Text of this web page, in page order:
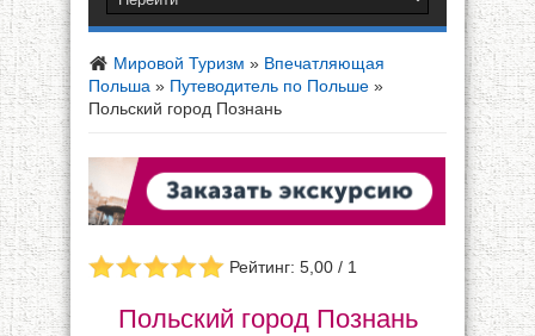
Мировой Туризм » Впечатляющая
Польша » Путеводитель по Польше »
Польский город Познань
Рейтинг: 5,00 / 1
Польский город Познань